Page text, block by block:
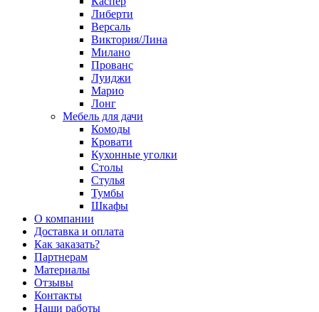
Либерти
Версаль
Виктория/Лина
Милано
Прованс
Луиджи
Марио
Лонг
Мебель для дачи
Комоды
Кровати
Кухонные уголки
Столы
Стулья
Тумбы
Шкафы
О компании
Доставка и оплата
Как заказать?
Партнерам
Материалы
Отзывы
Контакты
Наши работы